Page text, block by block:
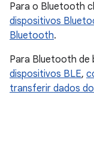
Para o Bluetooth
dispositivos
Bluetooth.
Para Bluetooth de
dispositivos BLE,
transferir dados